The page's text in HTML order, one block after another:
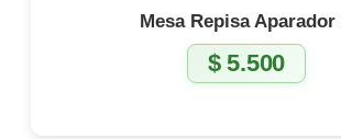
Mesa Repisa Aparador
$5.500